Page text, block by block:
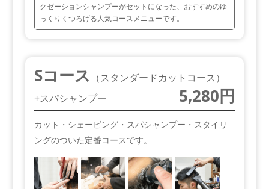
クゼーションシャンプーがセットになった、おすすめのゆ
っくりくつろげる人気コースメニューです。
Sコース （スタンダードカットコース）
+スパシャンプー
5,280円
カット・シェービング・スパシャンプー・スタイリ
ングのついた定番コースです。